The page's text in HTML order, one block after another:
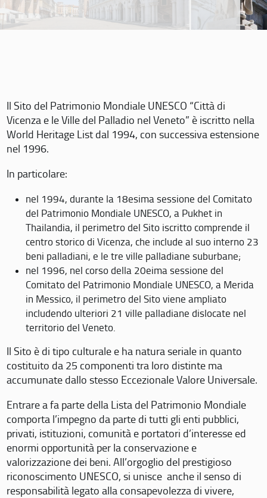
Il Sito del Patrimonio Mondiale UNESCO “Città di
Vicenza e le Ville del Palladio nel Veneto” è iscritto nella
World Heritage List dal 1994, con successiva estensione
nel 1996.
In particolare:
nel 1994, durante la 18esima sessione del Comitato
del Patrimonio Mondiale UNESCO, a Pukhet in
Thailandia, il perimetro del Sito iscritto comprende il
centro storico di Vicenza, che include al suo interno 23
beni palladiani, e le tre ville palladiane suburbane;
nel 1996, nel corso della 20eima sessione del
Comitato del Patrimonio Mondiale UNESCO, a Merida
in Messico, il perimetro del Sito viene ampliato
includendo ulteriori 21 ville palladiane dislocate nel
territorio del Veneto.
Il Sito è di tipo culturale e ha natura seriale in quanto
costituito da 25 componenti tra loro distinte ma
accumunate dallo stesso Eccezionale Valore Universale.
Entrare a fa parte della Lista del Patrimonio Mondiale
comporta l’impegno da parte di tutti gli enti pubblici,
privati, istituzioni, comunità e portatori d’interesse ed
enormi opportunità per la conservazione e
valorizzazione dei beni. All’orgoglio del prestigioso
riconoscimento UNESCO, si unisce anche il senso di
responsabilità legato alla consapevolezza di vivere,